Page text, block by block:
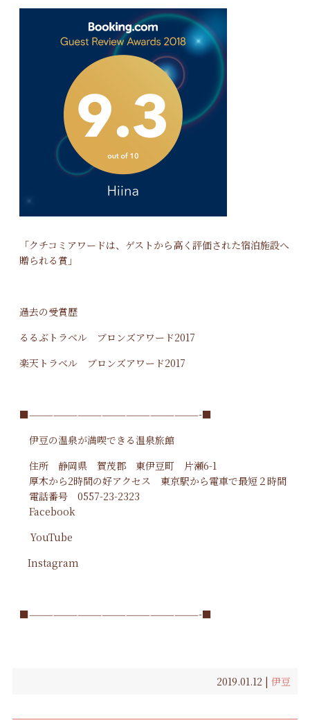
「クチコミアワードは、ゲストから高く評価された宿泊施設へ
贈られる賞」
過去の受賞歴
るるぶトラベル ブロンズアワード2017
楽天トラベル ブロンズアワード2017
■—————————————————————-■
伊豆の温泉が満喫できる温泉旅館
住所 静岡県 賀茂郡 東伊豆町 片瀬6-1
厚木から2時間の好アクセス 東京駅から電車で最短２時間
電話番号 0557-23-2323
Facebook
YouTube
Instagram
■—————————————————————-■
2019.01.12 |伊豆